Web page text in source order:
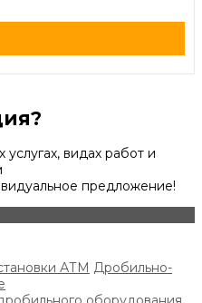
видах работ и
предложение!
АТМ Дробильно-